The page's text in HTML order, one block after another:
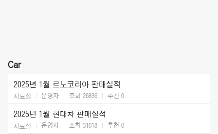
Car
2025년 1월 르노코리아 판매실적
자료실 운영자 조회 26836 추천 0
2025년 1월 현대차 판매실적
자료실 운영자 조회 31018 추천 0